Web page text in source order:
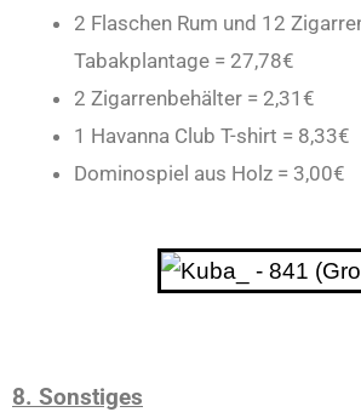
2 Flaschen Rum und 12
Tabakplantage = 27,78€
2 Zigarrenbehälter = 2,31€
1 Havanna Club T-shirt = 8,33€
Dominospiel aus Holz = 3,00€
8. Sonstiges